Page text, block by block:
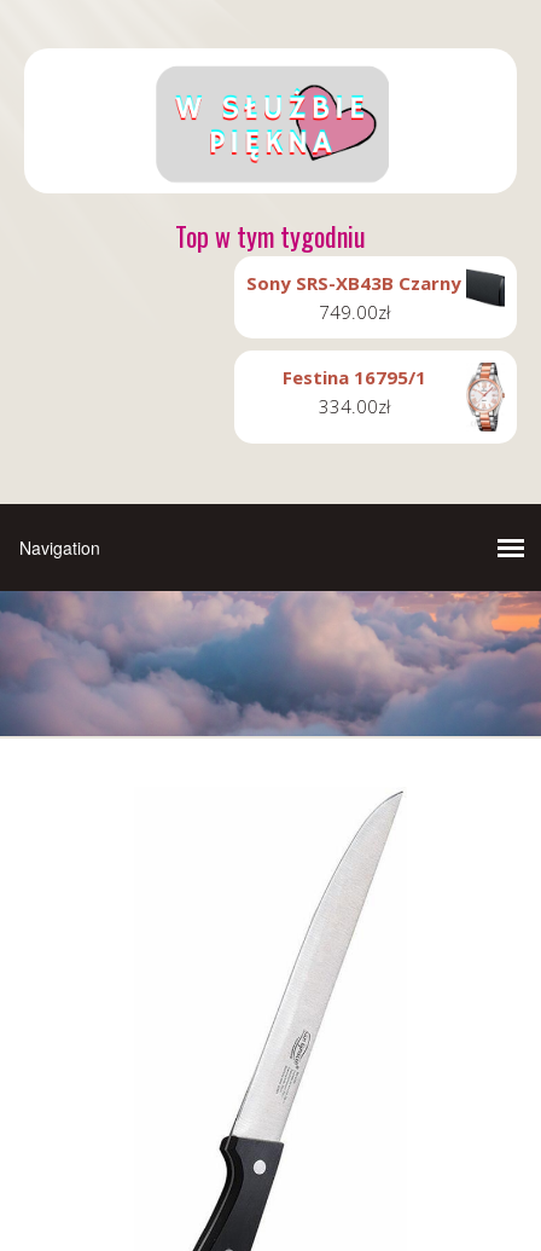
Top w tym tygodniu
Sony SRS-XB43B Czarny
749.00zł
Festina 16795/1
334.00zł